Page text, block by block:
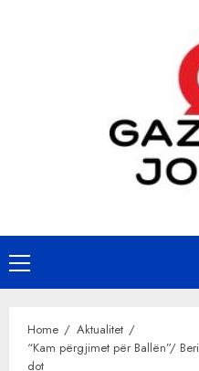
Primary
Menu
Home
Aktualitet
“Kam përgjimet për Ballën”/
dot